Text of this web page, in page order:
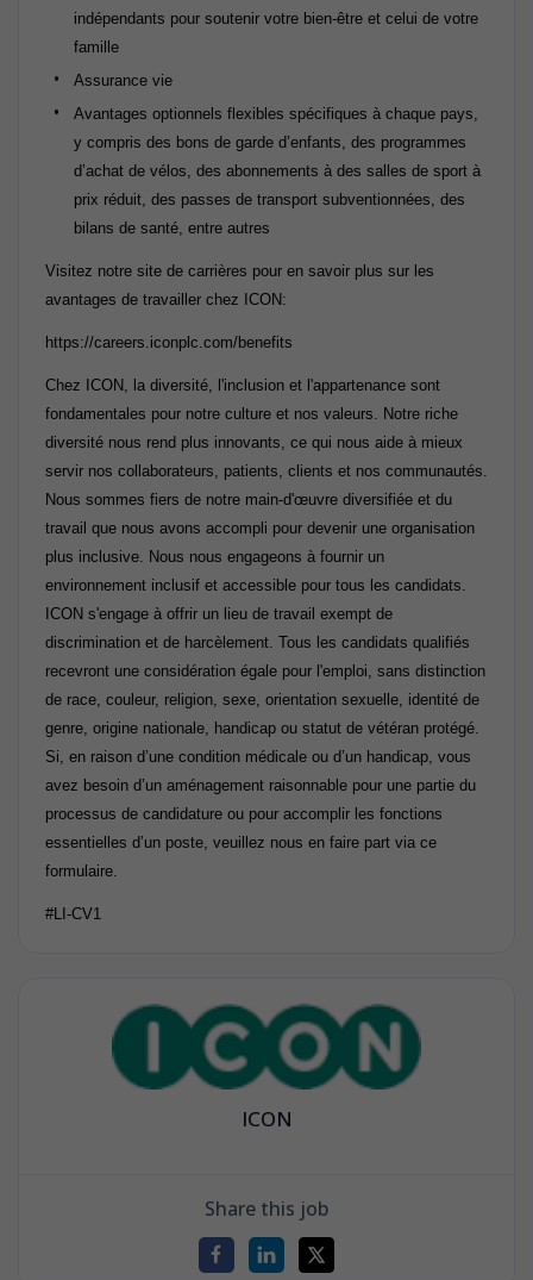
indépendants pour soutenir votre bien-être et celui de votre
famille
Assurance vie
Avantages optionnels flexibles spécifiques à chaque pays,
y compris des bons de garde d’enfants, des programmes
d’achat de vélos, des abonnements à des salles de sport à
prix réduit, des passes de transport subventionnées, des
bilans de santé, entre autres
Visitez notre site de carrières pour en savoir plus sur les
avantages de travailler chez ICON:
https://careers.iconplc.com/benefits
Chez ICON, la diversité, l'inclusion et l'appartenance sont
fondamentales pour notre culture et nos valeurs. Notre riche
diversité nous rend plus innovants, ce qui nous aide à mieux
servir nos collaborateurs, patients, clients et nos communautés.
Nous sommes fiers de notre main-d'œuvre diversifiée et du
travail que nous avons accompli pour devenir une organisation
plus inclusive. Nous nous engageons à fournir un
environnement inclusif et accessible pour tous les candidats.
ICON s'engage à offrir un lieu de travail exempt de
discrimination et de harcèlement. Tous les candidats qualifiés
recevront une considération égale pour l'emploi, sans distinction
de race, couleur, religion, sexe, orientation sexuelle, identité de
genre, origine nationale, handicap ou statut de vétéran protégé.
Si, en raison d’une condition médicale ou d’un handicap, vous
avez besoin d’un aménagement raisonnable pour une partie du
processus de candidature ou pour accomplir les fonctions
essentielles d’un poste, veuillez nous en faire part via ce
formulaire.
#LI-CV1
ICON
Share this job